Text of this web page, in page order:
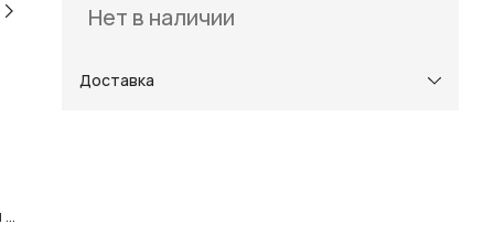
и
Нет в наличии
Доставка